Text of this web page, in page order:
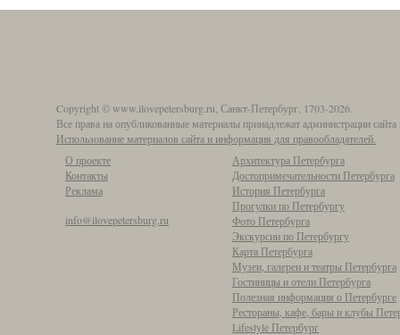
Copyright © www.ilovepetersburg.ru, Санкт-Петербург, 1703-2026.
Все права на опубликованные материалы принадлежат администрации
Использование материалов сайта и информация для правообладателей.
О проекте
Контакты
Реклама
info@ilovepetersburg.ru
Архитектура Петербурга
Достопримечательности Петербурга
История Петербурга
Прогулки по Петербургу
Фото Петербурга
Экскурсии по Петербургу
Карта Петербурга
Музеи, галереи и театры Петербурга
Гостиницы и отели Петербурга
Полезная информация о Петербурге
Рестораны, кафе, бары и клубы
Lifestyle Петербург